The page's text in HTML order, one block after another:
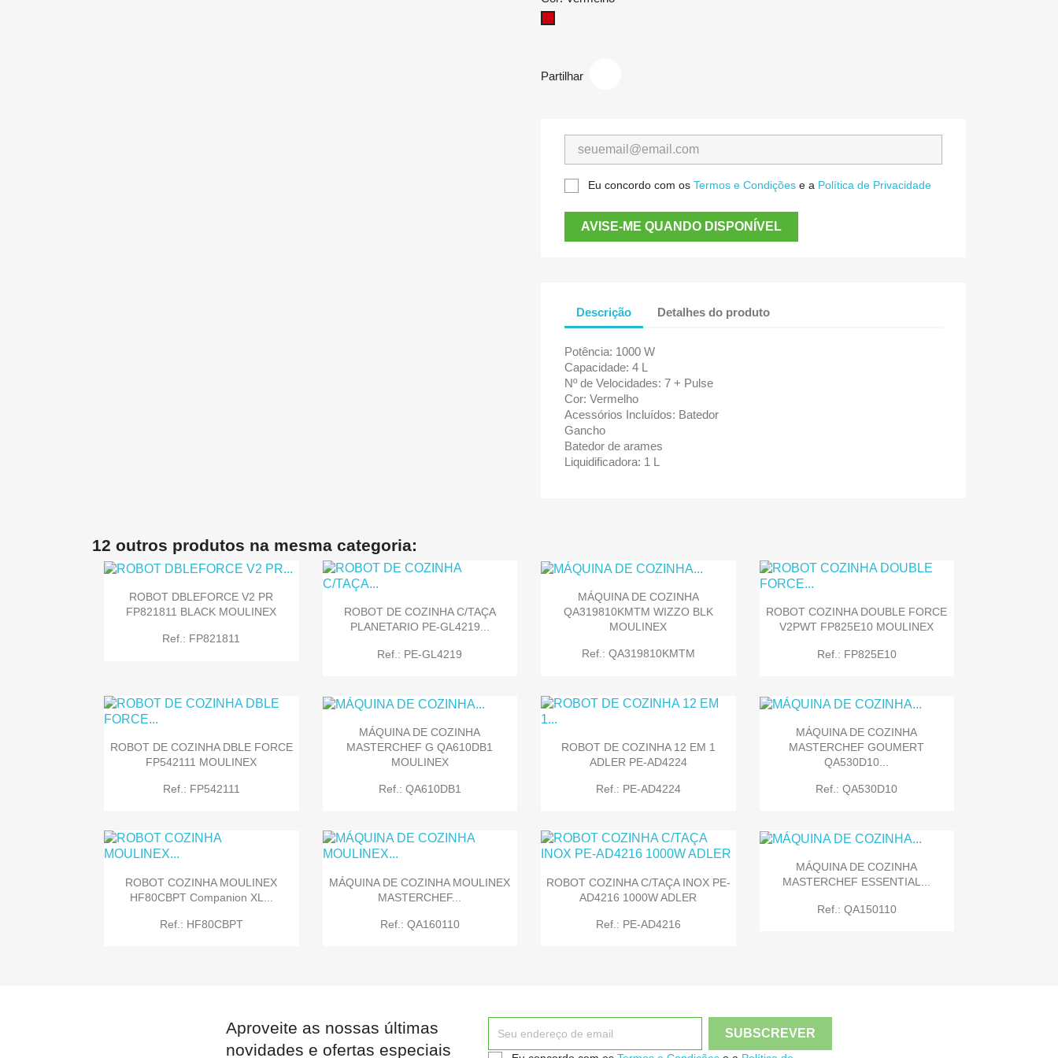
Partilhar
Eu concordo com os Termos e Condições e a Política de Privacidade
AVISE-ME QUANDO DISPONÍVEL
Descrição Detalhes do produto
Potência: 1000 W
Capacidade: 4 L
Nº de Velocidades: 7 + Pulse
Cor: Vermelho
Acessórios Incluídos: Batedor
Gancho
Batedor de arames
Liquidificadora: 1 L
12 outros produtos na mesma categoria:
ROBOT DBLEFORCE V2 PR
FP821811 BLACK MOULINEX
Ref.: FP821811
ROBOT DE COZINHA C/TAÇA
PLANETARIO PE-GL4219...
Ref.: PE-GL4219
MÁQUINA DE COZINHA
QA319810KMTM WIZZO BLK
MOULINEX
Ref.: QA319810KMTM
ROBOT COZINHA DOUBLE FORCE
V2PWT FP825E10 MOULINEX
Ref.: FP825E10

ROBOT DE COZINHA DBLE FORCE
FP542111 MOULINEX
Ref.: FP542111
MÁQUINA DE COZINHA
MASTERCHEF G QA610DB1
MOULINEX
Ref.: QA610DB1
ROBOT DE COZINHA 12 EM 1
ADLER PE-AD4224
Ref.: PE-AD4224
MÁQUINA DE COZINHA
MASTERCHEF GOUMERT
QA530D10...
Ref.: QA530D10
 Quick view
ROBOT COZINHA MOULINEX
HF80CBPT Companion XL...
Ref.: HF80CBPT
Quick view
MÁQUINA DE COZINHA MOULINEX
MASTERCHEF...
Ref.: QA160110
 Quick view
ROBOT COZINHA C/TAÇA INOX PE-
AD4216 1000W ADLER
Ref.: PE-AD4216

MÁQUINA DE COZINHA
MASTERCHEF ESSENTIAL...
Ref.: QA150110

Aproveite as nossas últimas
novidades e ofertas especiais